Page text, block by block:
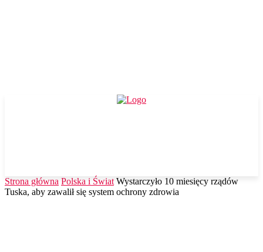
Strona główna Polska i Świat Wystarczyło 10 miesięcy rządów
Tuska, aby zawalił się system ochrony zdrowia